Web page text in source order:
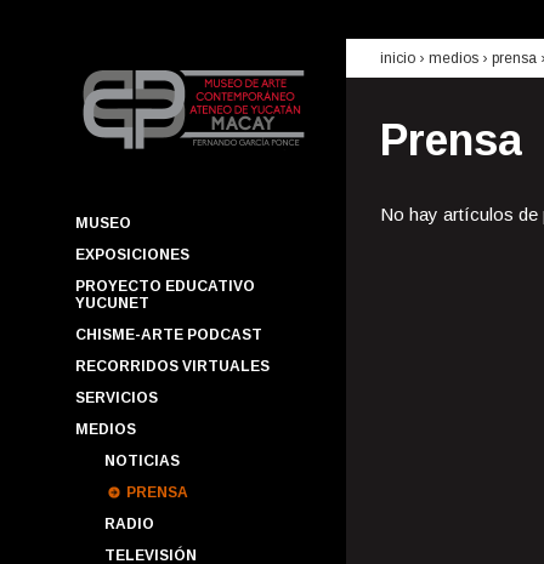
MUSEO
EXPOSICIONES
PROYECTO EDUCATIVO
YUCUNET
CHISME-ARTE PODCAST
RECORRIDOS VIRTUALES
SERVICIOS
MEDIOS
NOTICIAS
PRENSA
RADIO
TELEVISIÓN
inicio › medios › prensa
Prensa
No hay artículos de